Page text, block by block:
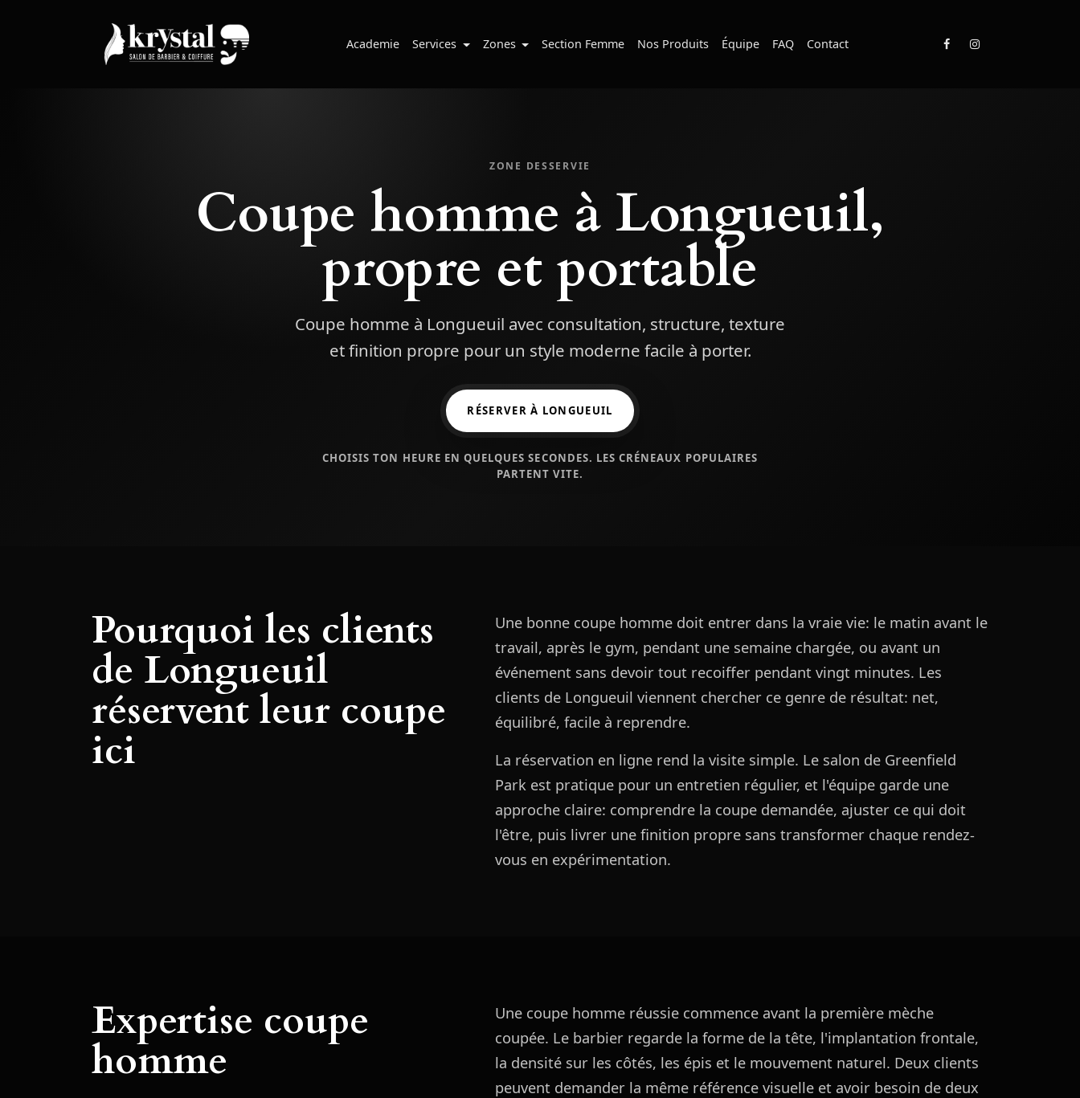
Academie Services Zones Section Femme Nos Produits Équipe FAQ Contact
ZONE DESSERVIE
Coupe homme à Longueuil,
propre et portable
Coupe homme à Longueuil avec consultation, structure, texture
et finition propre pour un style moderne facile à porter.
RÉSERVER À LONGUEUIL
CHOISIS TON HEURE EN QUELQUES SECONDES. LES CRÉNEAUX POPULAIRES
PARTENT VITE.
Pourquoi les clients
de Longueuil
réservent leur coupe
ici
Une bonne coupe homme doit entrer dans la vraie vie: le matin avant le
travail, après le gym, pendant une semaine chargée, ou avant un
événement sans devoir tout recoiffer pendant vingt minutes. Les
clients de Longueuil viennent chercher ce genre de résultat: net,
équilibré, facile à reprendre.
La réservation en ligne rend la visite simple. Le salon de Greenfield
Park est pratique pour un entretien régulier, et l'équipe garde une
approche claire: comprendre la coupe demandée, ajuster ce qui doit
l'être, puis livrer une finition propre sans transformer chaque rendez-
vous en expérimentation.
Expertise coupe
homme
Une coupe homme réussie commence avant la première mèche
coupée. Le barbier regarde la forme de la tête, l'implantation frontale,
la densité sur les côtés, les épis et le mouvement naturel. Deux clients
peuvent demander la même référence visuelle et avoir besoin de deux